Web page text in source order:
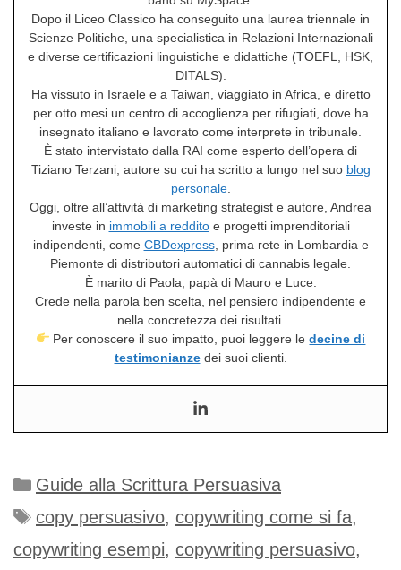
Dopo il Liceo Classico ha conseguito una laurea triennale in
Scienze Politiche, una specialistica in Relazioni Internazionali
e diverse certificazioni linguistiche e didattiche (TOEFL, HSK,
DITALS).
Ha vissuto in Israele e a Taiwan, viaggiato in Africa, e diretto
per otto mesi un centro di accoglienza per rifugiati, dove ha
insegnato italiano e lavorato come interprete in tribunale.
È stato intervistato dalla RAI come esperto dell’opera di
Tiziano Terzani, autore su cui ha scritto a lungo nel suo blog
personale.
Oggi, oltre all’attività di marketing strategist e autore, Andrea
investe in immobili a redditoe progetti imprenditoriali
indipendenti, come CBDexpress, prima rete in Lombardia e
Piemonte di distributori automatici di cannabis legale.
È marito di Paola, papà di Mauro e Luce.
Crede nella parola ben scelta, nel pensiero indipendente e
nella concretezza dei risultati.
Per conoscere il suo impatto, puoi leggere ledecine di
testimonianzedei suoi clienti.
Categorie
Guide alla Scrittura Persuasiva
Tag
copy persuasivo, copywriting come si fa,
copywriting esempi, copywriting persuasivo,